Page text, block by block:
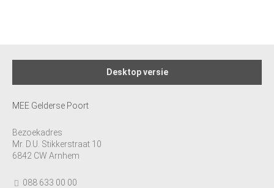
Desktop versie
MEE Gelderse Poort
Bezoekadres
Mr. D.U. Stikkerstraat 10
6842 CW Arnhem
088 633 00 00